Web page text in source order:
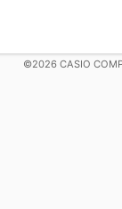
©2026 CASIO